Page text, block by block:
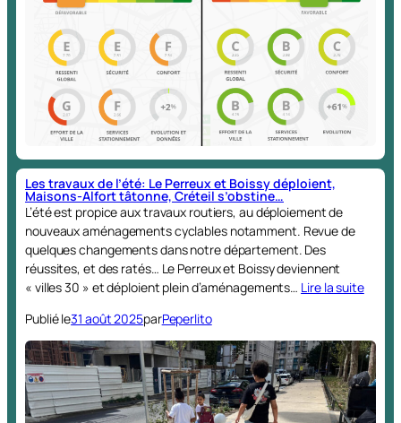
Les travaux de l’été: Le Perreux et Boissy déploient,
Maisons-Alfort tâtonne, Créteil s’obstine…
L’été est propice aux travaux routiers, au déploiement de
nouveaux aménagements cyclables notamment. Revue de
quelques changements dans notre département. Des
réussites, et des ratés… Le Perreux et Boissy deviennent
« villes 30 » et déploient plein d’aménagements… Lire la suite
Publié le31 août 2025parPeperlito